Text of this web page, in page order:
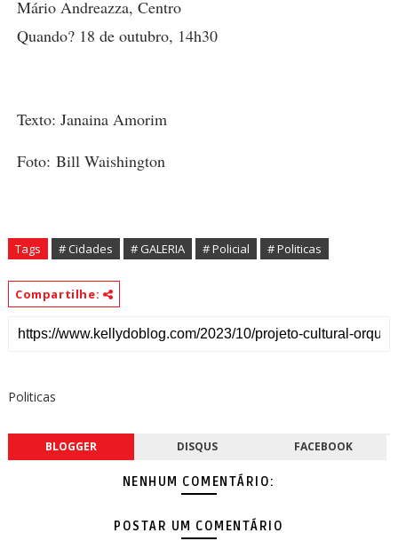
Mário Andreazza, Centro
Quando? 18 de outubro, 14h30
Texto: Janaina Amorim
Foto: Bill Waishington
Tags # Cidades # GALERIA # Policial # Politicas
Compartilhe:
Politicas
BLOGGER DISQUS FACEBOOK
NENHUM COMENTÁRIO:
POSTAR UM COMENTÁRIO